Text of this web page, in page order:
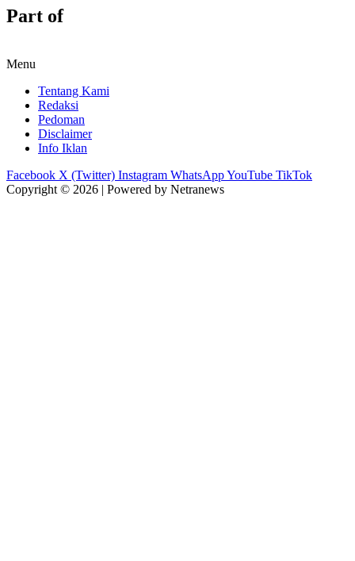
Part of
Menu
Tentang Kami
Redaksi
Pedoman
Disclaimer
Info Iklan
Facebook X (Twitter) Instagram WhatsAppYouTube TikTok
Copyright © 2026 | Powered by Netranews